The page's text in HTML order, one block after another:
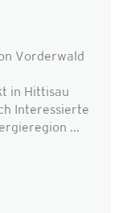
Vorderwald
in Hittisau
Interessierte
...